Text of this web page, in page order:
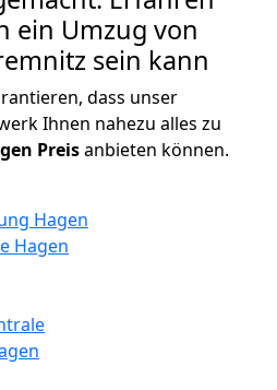
ein Umzug von
sein kann
dass unser
Ihnen nahezu alles zu
Preisanbieten können.
Hagen
Hagen